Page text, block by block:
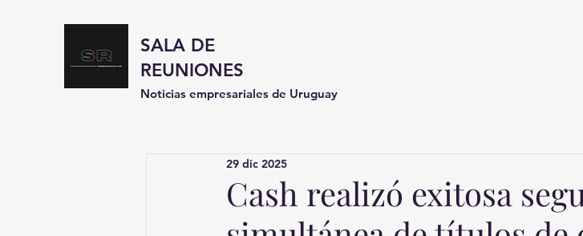
SALA DE
REUNIONES
Noticias empresariales de Uruguay
Cash realizó exitosa
29 dic 2025